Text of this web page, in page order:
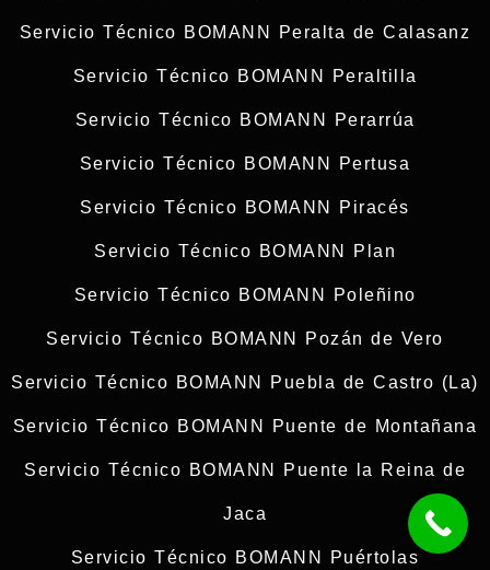
Servicio Técnico BOMANN Peralta de Calasanz
Servicio Técnico BOMANN Peraltilla
Servicio Técnico BOMANN Perarrúa
Servicio Técnico BOMANN Pertusa
Servicio Técnico BOMANN Piracés
Servicio Técnico BOMANN Plan
Servicio Técnico BOMANN Poleñino
Servicio Técnico BOMANN Pozán de Vero
Servicio Técnico BOMANN Puebla de Castro (La)
Servicio Técnico BOMANN Puente de Montañana
Servicio Técnico BOMANN Puente la Reina de
Jaca
Servicio Técnico BOMANN Puértolas